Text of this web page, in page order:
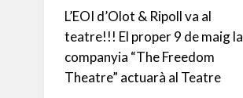
L’EOI d’Olot & Ripoll va al
teatre!!! El proper 9 de maig la
companyia “The Freedom
Theatre” actuarà al Teatre